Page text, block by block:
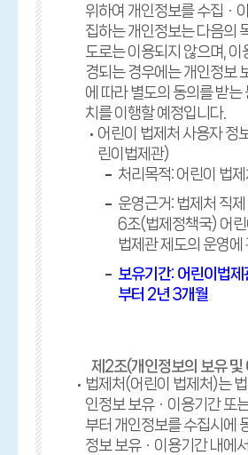
위하여 개인정보를 수집ㆍ
집하는 개인정보는 다음의
도로는 이용되지 않으며, 이
경되는 경우에는 개인정보
에 따라 별도의 동의를 받는
치를 이행할 예정입니다.
어린이 법제처 사용자 정
린이법제관)
처리목적: 어린이 법제
운영근거: 법제처 직제
6조(법제정책국) 어
법제관 제도의 운영에
보유기간: 어린이법제
부터 2년 3개월
제2조(개인정보의 보유 및
법제처(어린이 법제처)는
인정보 보유ㆍ이용기간 또
부터 개인정보를 수집시에
정보 보유ㆍ이용기간 내에